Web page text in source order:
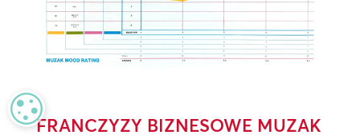
FRANCZYZY BIZNESOWE MUZAK